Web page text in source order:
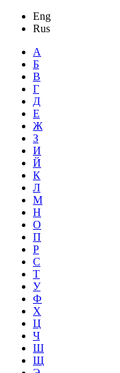
Eng
Rus
А
Б
В
Г
Д
Е
Ж
З
И
Й
К
Л
М
Н
О
П
Р
С
Т
У
Ф
Х
Ц
Ч
Ш
Щ